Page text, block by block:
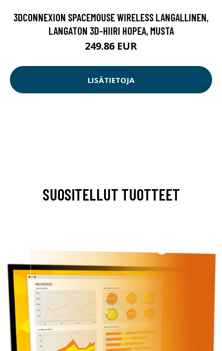
3DCONNEXION SPACEMOUSE WIRELESS LANGALLINEN,
LANGATON 3D-HIIRI HOPEA, MUSTA
249.86 EUR
LISÄTIETOJA
SUOSITELLUT TUOTTEET